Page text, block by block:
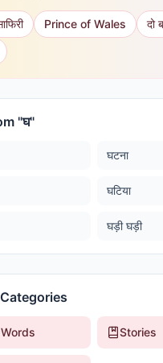
Prince of Wales
दो
"घ"
घटना
घटिया
घड़ी घड़ी
Stories